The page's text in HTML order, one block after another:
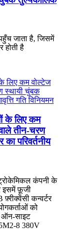
जाता है, जिसमें
होती है
के लिए कम
तीन-चरण
परिवर्तनीय
कंपनी के
इसमें फ़ूजी
कन्वर्टर
को
ऑन-साइट
8 380V